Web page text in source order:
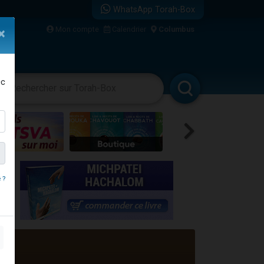
WhatsApp Torah-Box
Mon compte Calendrier Columbus
?